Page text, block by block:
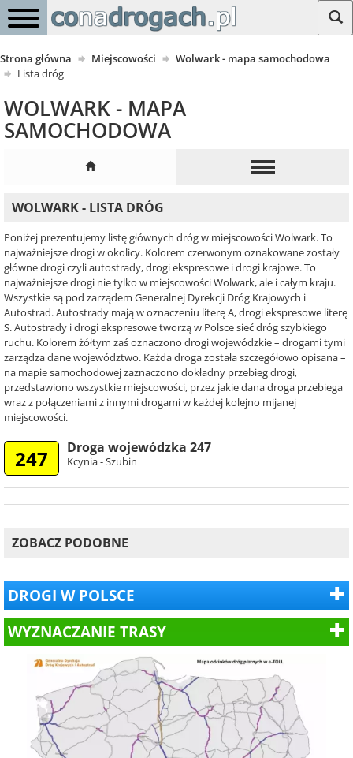
Strona główna Miejscowości
Wolwark - mapa samochodowa
Lista dróg
WOLWARK - MAPA
SAMOCHODOWA
WOLWARK - LISTA DRÓG
Poniżej prezentujemy listę głównych dróg w miejscowości Wolwark. To
najważniejsze drogi w okolicy. Kolorem czerwonym oznakowane zostały
główne drogi czyli autostrady, drogi ekspresowe i drogi krajowe. To
najważniejsze drogi nie tylko w miejscowości Wolwark, ale i całym kraju.
Wszystkie są pod zarządem Generalnej Dyrekcji Dróg Krajowych i
Autostrad. Autostrady mają w oznaczeniu literę A, drogi ekspresowe literę
S. Autostrady i drogi ekspresowe tworzą w Polsce sieć dróg szybkiego
ruchu. Kolorem żółtym zaś oznaczono drogi wojewódzkie – drogami tymi
zarządza dane województwo. Każda droga została szczegółowo opisana –
na mapie samochodowej zaznaczono dokładny przebieg drogi,
przedstawiono wszystkie miejscowości, przez jakie dana droga przebiega
wraz z połączeniami z innymi drogami w każdej kolejno mijanej
miejscowości.
247 Droga wojewódzka 247
Kcynia - Szubin
ZOBACZ PODOBNE
DROGI W POLSCE
WYZNACZANIE TRASY